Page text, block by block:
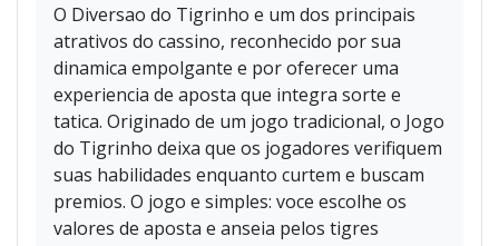
O Diversao do Tigrinho e um dos principais
atrativos do cassino, reconhecido por sua
dinamica empolgante e por oferecer uma
experiencia de aposta que integra sorte e
tatica. Originado de um jogo tradicional, o Jogo
do Tigrinho deixa que os jogadores verifiquem
suas habilidades enquanto curtem e buscam
premios. O jogo e simples: voce escolhe os
valores de aposta e anseia pelos tigres